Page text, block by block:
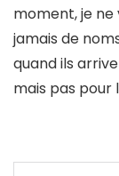
moment, je ne
jamais de
quand ils
mais pas pour